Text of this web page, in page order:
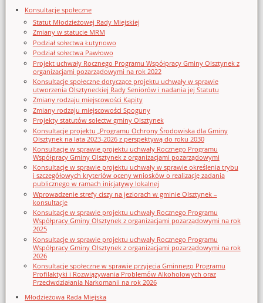
Konsultacje społeczne
Statut Młodzieżowej Rady Miejskiej
Zmiany w statucie MRM
Podział sołectwa Łutynowo
Podział sołectwa Pawłowo
Projekt uchwały Rocznego Programu Współpracy Gminy Olsztynek z
organizacjami pozarządowymi na rok 2022
Konsultacje społeczne dotyczące projektu uchwały w sprawie
utworzenia Olsztyneckiej Rady Seniorów i nadania jej Statutu
Zmiany rodzaju miejscowości Kąpity
Zmiany rodzaju miejscowości Spoguny
Projekty statutów sołectw gminy Olsztynek
Konsultacje projektu „Programu Ochrony Środowiska dla Gminy
Olsztynek na lata 2023-2026 z perspektywą do roku 2030
Konsultacje w sprawie projektu uchwały Rocznego Programu
Współpracy Gminy Olsztynek z organizacjami pozarządowymi
Konsultacje w sprawie projektu uchwały w sprawie określenia trybu
i szczegółowych kryteriów oceny wniosków o realizację zadania
publicznego w ramach inicjatywy lokalnej
Wprowadzenie strefy ciszy na jeziorach w gminie Olsztynek –
konsultacje
Konsultacje w sprawie projektu uchwały Rocznego Programu
Współpracy Gminy Olsztynek z organizacjami pozarządowymi na rok
2025
Konsultacje w sprawie projektu uchwały Rocznego Programu
Współpracy Gminy Olsztynek z organizacjami pozarządowymi na rok
2026
Konsultacje społeczne w sprawie przyjęcia Gminnego Programu
Profilaktyki i Rozwiązywania Problemów Alkoholowych oraz
Przeciwdziałania Narkomanii na rok 2026
Młodzieżowa Rada Miejska